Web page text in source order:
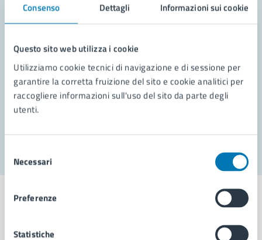
Consenso Dettagli Informazioni sui cookie
Questo sito web utilizza i cookie
Utilizziamo cookie tecnici di navigazione e di sessione per
garantire la corretta fruizione del sito e cookie analitici per
raccogliere informazioni sull'uso del sito da parte degli
utenti.
delNecessari
Preferenze
Statistiche
Leggi le domande frequenti
Richiedi assistenza
Prenota appuntamento
Problemi in città